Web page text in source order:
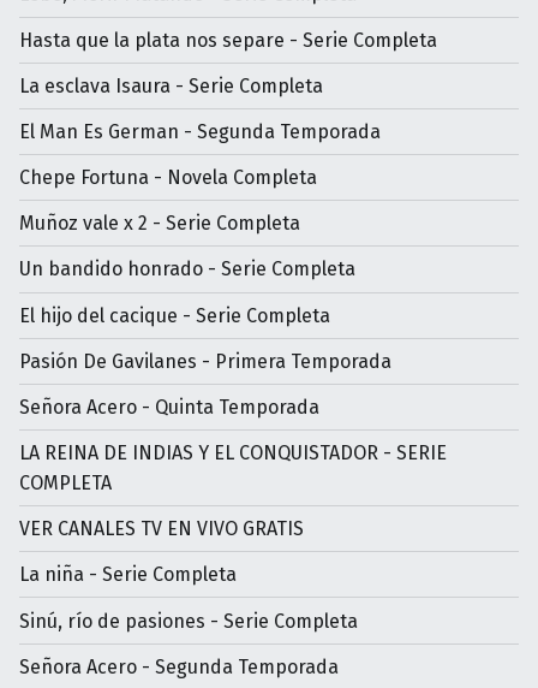
Hasta que la plata nos separe - Serie Completa
La esclava Isaura - Serie Completa
El Man Es German - Segunda Temporada
Chepe Fortuna - Novela Completa
Muñoz vale x 2 - Serie Completa
Un bandido honrado - Serie Completa
El hijo del cacique - Serie Completa
Pasión De Gavilanes - Primera Temporada
Señora Acero - Quinta Temporada
LA REINA DE INDIAS Y EL CONQUISTADOR - SERIE
COMPLETA
VER CANALES TV EN VIVO GRATIS
La niña - Serie Completa
Sinú, río de pasiones - Serie Completa
Señora Acero - Segunda Temporada